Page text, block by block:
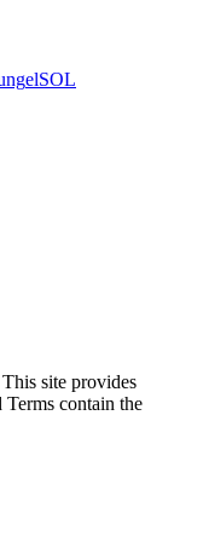
elSOL
site provides
contain the